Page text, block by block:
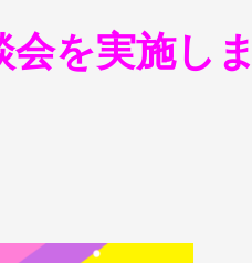
を実施しま